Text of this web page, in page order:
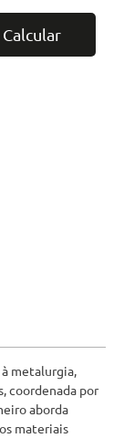
metalurgia,
coordenada por
aborda
materiais
Calcular